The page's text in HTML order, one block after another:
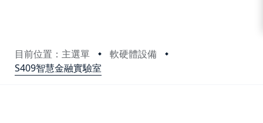
目前位置：主選單
軟硬體設備
S409智慧金融實驗室